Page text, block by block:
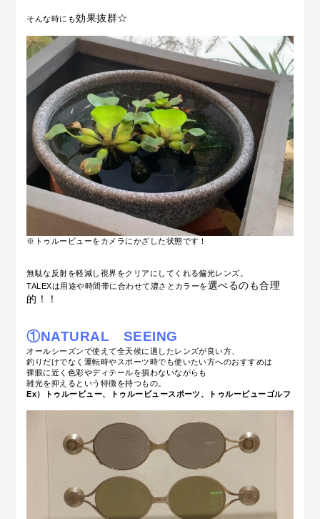
そんな時にも効果抜群☆
※トゥルービューをカメラにかざした状態です！
無駄な反射を軽減し視界をクリアにしてくれる偏光レンズ。
TALEXは用途や時間帯に合わせて濃さとカラーを選べるのも合理
的！！
①NATURAL SEEING
オールシーズンで使えて全天候に適したレンズが良い方、
釣りだけでなく運転時やスポーツ時でも使いたい方へのおすすめは
裸眼に近く 色彩やディテールを損わないながらも
雑光を抑えるという特徴を持つもの。
Ex）トゥルービュー、トゥルービュースポーツ、トゥルービューゴルフ